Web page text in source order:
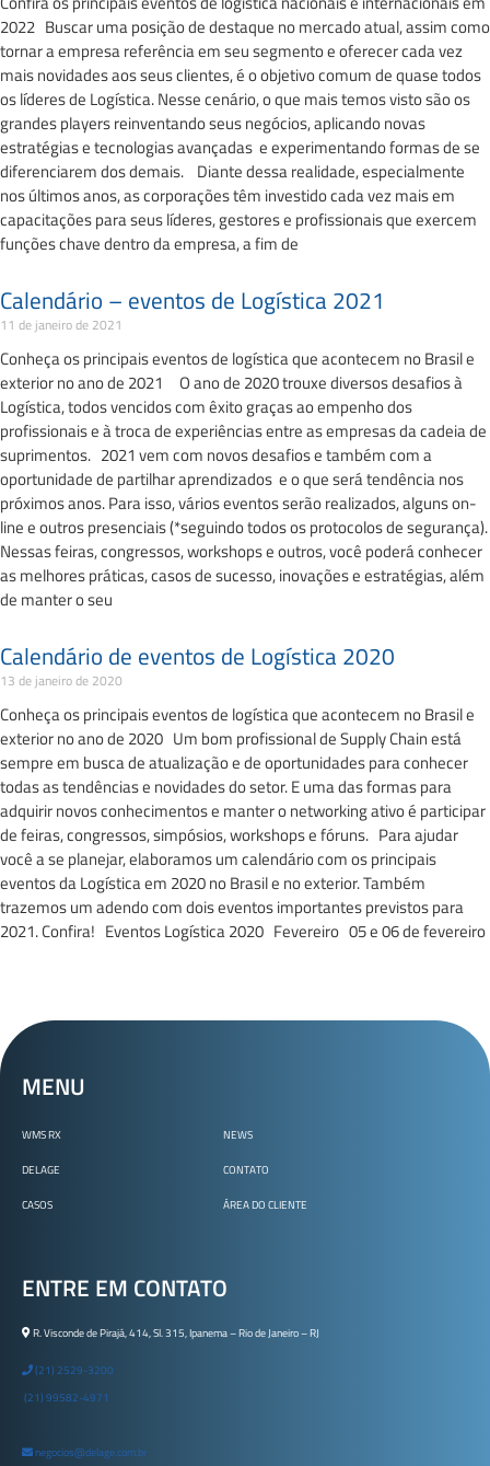
2022 Buscar uma posição de destaque no mercado atual, assim como
tornar a empresa referência em seu segmento e oferecer cada vez
mais novidades aos seus clientes, é o objetivo comum de quase todos
os líderes de Logística. Nesse cenário, o que mais temos visto são os
grandes players reinventando seus negócios, aplicando novas
estratégias e tecnologias avançadas e experimentando formas de se
diferenciarem dos demais. Diante dessa realidade, especialmente
nos últimos anos, as corporações têm investido cada vez mais em
capacitações para seus líderes, gestores e profissionais que exercem
funções chave dentro da empresa, a fim de
Calendário – eventos de Logística 2021
11 de janeiro de 2021
Conheça os principais eventos de logística que acontecem no Brasil e
exterior no ano de 2021 O ano de 2020 trouxe diversos desafios à
Logística, todos vencidos com êxito graças ao empenho dos
profissionais e à troca de experiências entre as empresas da cadeia de
suprimentos. 2021 vem com novos desafios e também com a
oportunidade de partilhar aprendizados e o que será tendência nos
próximos anos. Para isso, vários eventos serão realizados, alguns on-
line e outros presenciais (*seguindo todos os protocolos de segurança).
Nessas feiras, congressos, workshops e outros, você poderá conhecer
as melhores práticas, casos de sucesso, inovações e estratégias, além
de manter o seu
Calendário de eventos de Logística 2020
13 de janeiro de 2020
Conheça os principais eventos de logística que acontecem no Brasil e
exterior no ano de 2020 Um bom profissional de Supply Chain está
sempre em busca de atualização e de oportunidades para conhecer
todas as tendências e novidades do setor. E uma das formas para
adquirir novos conhecimentos e manter o networking ativo é participar
de feiras, congressos, simpósios, workshops e fóruns. Para ajudar
você a se planejar, elaboramos um calendário com os principais
eventos da Logística em 2020 no Brasil e no exterior. Também
trazemos um adendo com dois eventos importantes previstos para
2021. Confira! Eventos Logística 2020 Fevereiro 05 e 06 de fevereiro
MENU
WMS RX
DELAGE
CASOS
NEWS
CONTATO
ÁREA DO CLIENTE
ENTRE EM CONTATO
R. Visconde de Pirajá, 414, Sl. 315, Ipanema – Rio de Janeiro – RJ
(21) 2529-3200
(21) 99582-4971
negocios@delage.com.br